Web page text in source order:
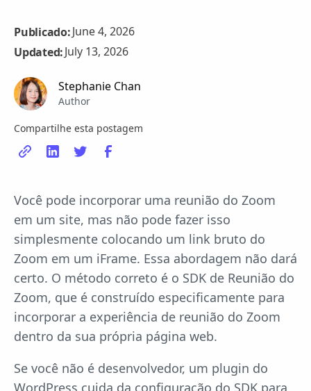
Publicado:June 4, 2026
Updated:July 13, 2026
Stephanie Chan
Author
Compartilhe esta postagem
Você pode incorporar uma reunião do Zoom
em um site, mas não pode fazer isso
simplesmente colocando um link bruto do
Zoom em um iFrame. Essa abordagem não dará
certo. O método correto é o SDK de Reunião do
Zoom, que é construído especificamente para
incorporar a experiência de reunião do Zoom
dentro da sua própria página web.
Se você não é desenvolvedor, um plugin do
WordPress cuida da configuração do SDK para